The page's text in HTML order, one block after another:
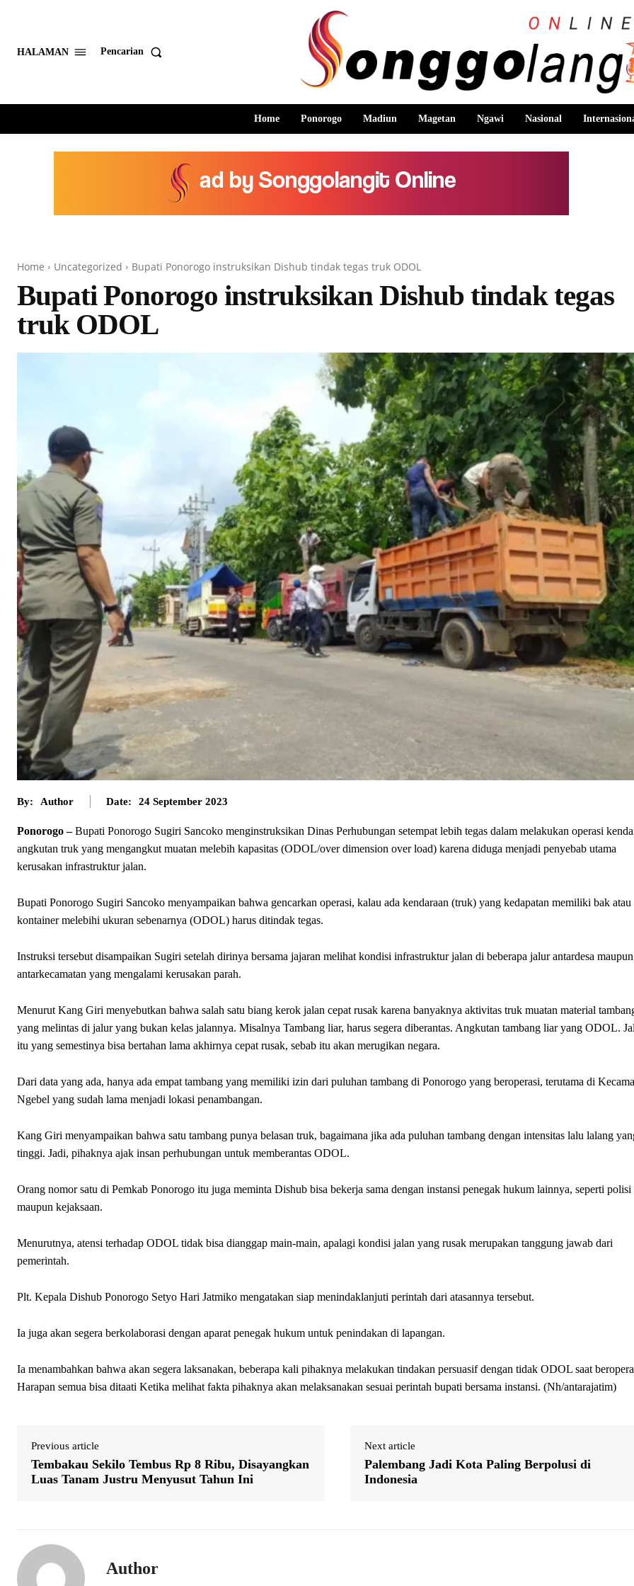
HALAMAN Pencarian
Home Ponorogo Madiun Magetan Ngawi Nasional
Home Uncategorized Bupati Ponorogo instruksikan Dishub tindak tegas truk ODOL
Bupati Ponorogo instruksikan Dishub tindak tegas
truk ODOL
By: Author Date: 24 September 2023
Ponorogo –Bupati Ponorogo Sugiri Sancoko menginstruksikan Dinas Perhubungan setempat lebih tegas dalam melakukan operasi
angkutan truk yang mengangkut muatan melebih kapasitas (ODOL/over dimension over load) karena diduga menjadi penyebab utama
kerusakan infrastruktur jalan.
Bupati Ponorogo Sugiri Sancoko menyampaikan bahwa gencarkan operasi, kalau ada kendaraan (truk) yang kedapatan memiliki bak atau
kontainer melebihi ukuran sebenarnya (ODOL) harus ditindak tegas.
Instruksi tersebut disampaikan Sugiri setelah dirinya bersama jajaran melihat kondisi infrastruktur jalan di beberapa jalur antardesa maupun
antarkecamatan yang mengalami kerusakan parah.
Menurut Kang Giri menyebutkan bahwa salah satu biang kerok jalan cepat rusak karena banyaknya aktivitas truk muatan material
yang melintas di jalur yang bukan kelas jalannya. Misalnya Tambang liar, harus segera diberantas. Angkutan tambang liar yang ODOL.
itu yang semestinya bisa bertahan lama akhirnya cepat rusak, sebab itu akan merugikan negara.
Dari data yang ada, hanya ada empat tambang yang memiliki izin dari puluhan tambang di Ponorogo yang beroperasi, terutama di
Ngebel yang sudah lama menjadi lokasi penambangan.
Kang Giri menyampaikan bahwa satu tambang punya belasan truk, bagaimana jika ada puluhan tambang dengan intensitas lalu lalang
tinggi. Jadi, pihaknya ajak insan perhubungan untuk memberantas ODOL.
Orang nomor satu di Pemkab Ponorogo itu juga meminta Dishub bisa bekerja sama dengan instansi penegak hukum lainnya, seperti polisi
maupun kejaksaan.
Menurutnya, atensi terhadap ODOL tidak bisa dianggap main-main, apalagi kondisi jalan yang rusak merupakan tanggung jawab dari
pemerintah.
Plt. Kepala Dishub Ponorogo Setyo Hari Jatmiko mengatakan siap menindaklanjuti perintah dari atasannya tersebut.
Ia juga akan segera berkolaborasi dengan aparat penegak hukum untuk penindakan di lapangan.
Ia menambahkan bahwa akan segera laksanakan, beberapa kali pihaknya melakukan tindakan persuasif dengan tidak ODOL saat
Harapan semua bisa ditaati Ketika melihat fakta pihaknya akan melaksanakan sesuai perintah bupati bersama instansi. (Nh/antarajatim)
Previous article
Tembakau Sekilo Tembus Rp 8 Ribu, Disayangkan
Luas Tanam Justru Menyusut Tahun Ini
Next article
Palembang Jadi Kota Paling Berpolusi di
Indonesia
Author